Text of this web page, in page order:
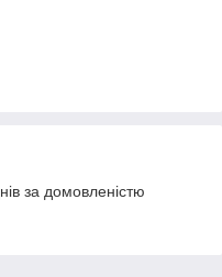
за домовленістю